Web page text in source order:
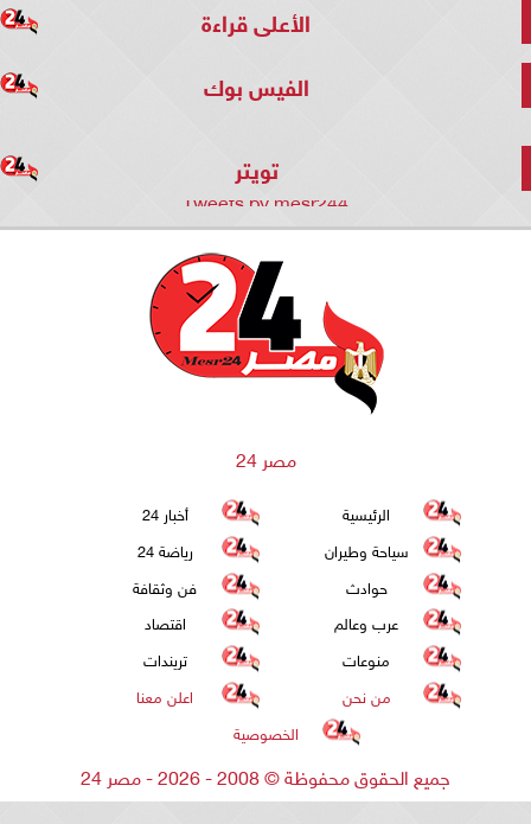
الأعلى قراءة
الفيس بوك
تويتر
Tweets by mesr244
مصر 24
الرئيسية
أخبار 24
سياحة وطيران
رياضة 24
حوادث
فن وثقافة
عرب وعالم
اقتصاد
منوعات
تريندات
من نحن
اعلن معنا
الخصوصية
جميع الحقوق محفوظة©